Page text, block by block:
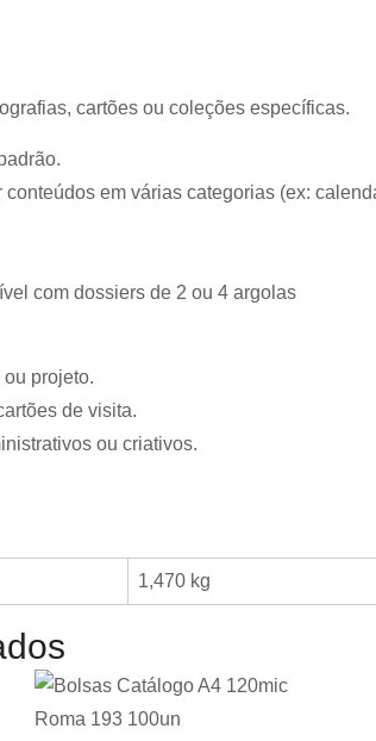
cartões ou coleções específicas.
em várias categorias (ex:
com dossiers de 2 ou 4 argolas
projeto.
de visita.
ou criativos.
1,470 kg